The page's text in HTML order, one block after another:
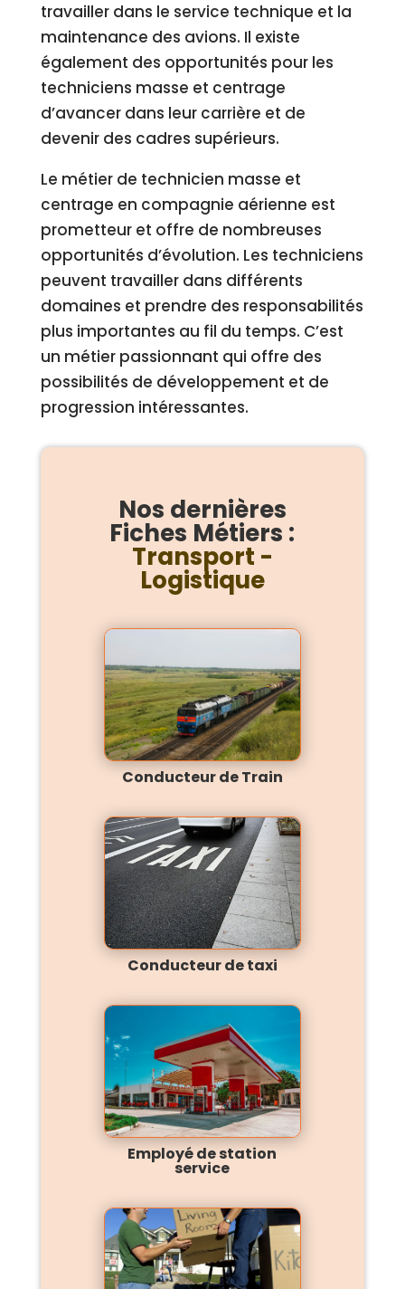
travailler dans le service technique et la
maintenance des avions. Il existe
également des opportunités pour les
techniciens masse et centrage
d’avancer dans leur carrière et de
devenir des cadres supérieurs.
Le métier de technicien masse et
centrage en compagnie aérienne est
prometteur et offre de nombreuses
opportunités d’évolution. Les techniciens
peuvent travailler dans différents
domaines et prendre des responsabilités
plus importantes au fil du temps. C’est
un métier passionnant qui offre des
possibilités de développement et de
progression intéressantes.
Nos dernières
Fiches Métiers :
Transport -
Logistique
Conducteur de Train
Conducteur de taxi
Employé de station
service